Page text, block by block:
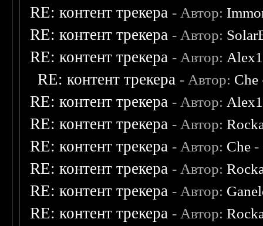
RE: контент трекера - Автор:
RE: контент трекера - Автор:
RE: контент трекера - Автор:
RE: контент трекера - Автор: Che
RE: контент трекера - Автор:
RE: контент трекера - Автор:
RE: контент трекера - Автор: Che -
RE: контент трекера - Автор:
RE: контент трекера - Автор:
RE: контент трекера - Автор: